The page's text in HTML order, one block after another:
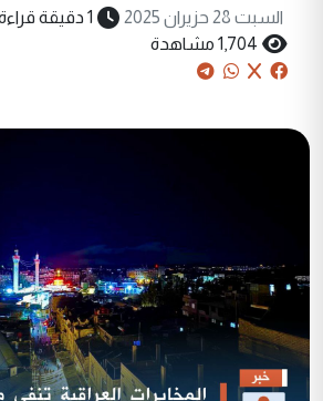
السبت 28 حزيران 2025 1 دقيقة قراءة
1,704 مشاهدة